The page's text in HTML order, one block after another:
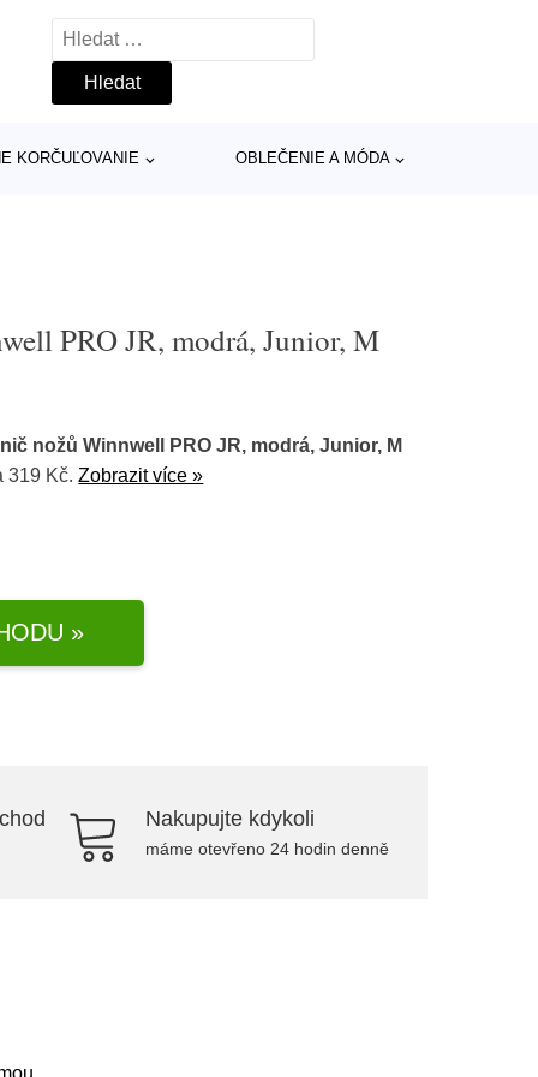
Vyhledávání
KORČUĽOVANIE OBLEČENIE A MÓDA
PRO JR, modrá, Junior, M
nožů Winnwell PRO JR, modrá, Junior, M
319 Kč.Zobrazit více »
»
Nakupujte kdykoli
máme otevřeno 24 hodin denně